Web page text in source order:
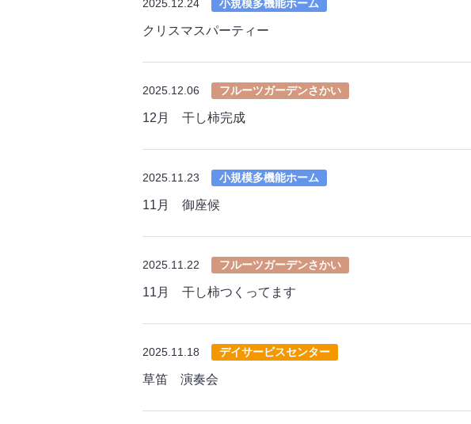
2025.12.24 小規模多機能ホーム
クリスマスパーティー
2025.12.06 フルーツガーデンさかい
12月 干し柿完成
2025.11.23 小規模多機能ホーム
11月 御座候
2025.11.22 フルーツガーデンさかい
11月 干し柿つくってます
2025.11.18 デイサービスセンター
草笛 演奏会